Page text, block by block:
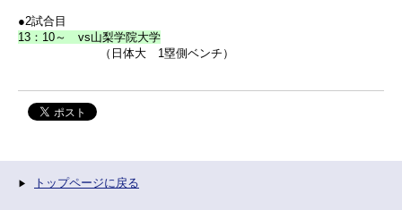
●2試合目
13：10～ vs山梨学院大学
（日体大 1塁側ベンチ）
トップページに戻る